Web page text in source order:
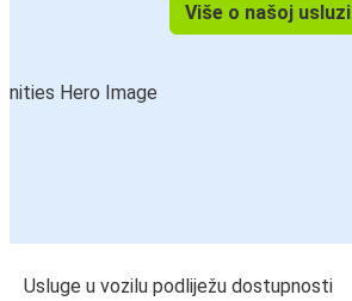
Više o našoj usluzi
Usluge u vozilu podliježu dostupnosti